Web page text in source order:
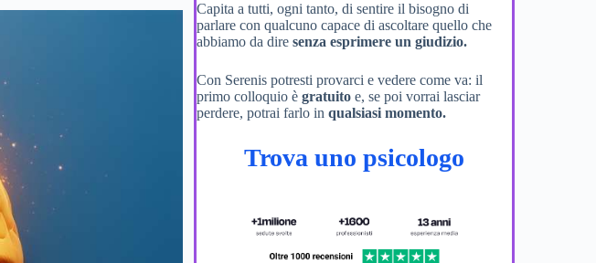
Capita a tutti, ogni tanto, di sentire il bisogno di
parlare con qualcuno capace di ascoltare quello che
abbiamo da diresenza esprimere un giudizio.
Con Serenis potresti provarci e vedere come va: il
primo colloquio ègratuito e, se poi vorrai lasciar
perdere, potrai farlo inqualsiasi momento.
Trova uno psicologo